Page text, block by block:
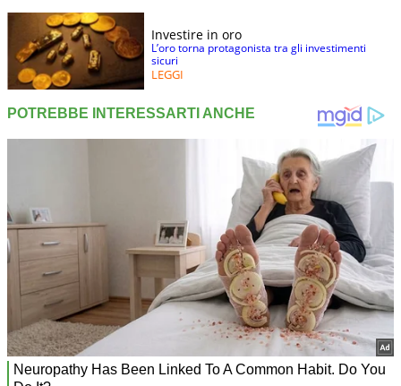
Investire in oro
L’oro torna protagonista tra gli investimenti
sicuri
LEGGI